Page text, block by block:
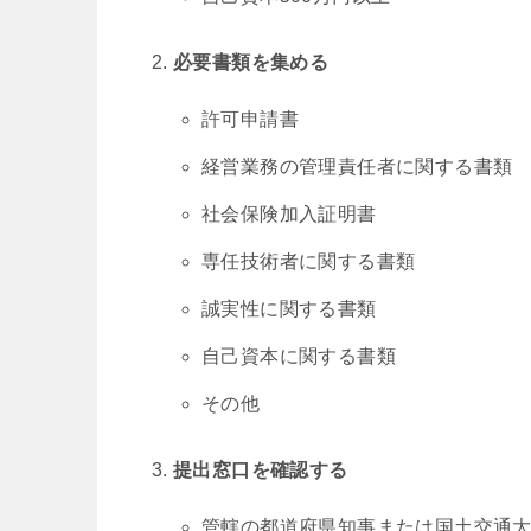
必要書類を集める
許可申請書
経営業務の管理責任者に関する書類
社会保険加入証明書
専任技術者に関する書類
誠実性に関する書類
自己資本に関する書類
その他
提出窓口を確認する
管轄の都道府県知事または国土交通